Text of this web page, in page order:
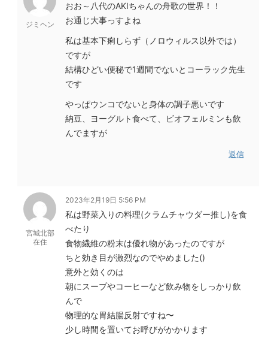
ジミヘン
おお～八代のAKIちゃんの舟歌の世界！！
お通じ大事っすよね
私は基本下痢しらず（ノロウィルス以外では）
ですが
結構ひどい便秘で1週間でないとコーラック先生
です
やっぱウンコでないと身体の調子悪いです
納豆、ヨーグルト食べて、ビオフェルミンも飲
んでますが
返信
宮城北部
在住
2023年2月19日 5:56 PM
私は野菜入りの料理(クラムチャウダー推し)を食
べたり
食物繊維の粉末は優れ物があったのですが
ちと効き目が激烈なのでやめました()
意外と効くのは
朝にスープやコーヒーなど飲み物をしっかり飲
んで
物理的な胃結腸反射ですね〜
少し時間を置いてお呼びがかかります